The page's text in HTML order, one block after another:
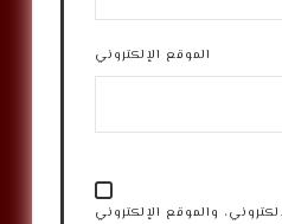
الموقع الإلكتروني
والموقع الإلكتروني